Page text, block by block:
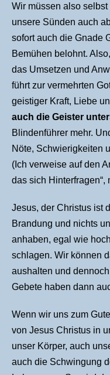
Wir müssen also
unsere Sünden auch
sofort auch die Gnade
Bemühen belohnt.
das Umsetzen und
führt zur vermehrten
geistiger Kraft, Liebe
auch die Geister
Blindenführer mehr.
Nöte, Schwierigkeiten
(Ich verweise auf den
das sich
Jesus, der Christus ist
Brandung und nichts
anhaben, egal wie
schlagen. Wir können
aushalten und
Gebete haben dann
Wenn wir uns zum
von Jesus Christus in
unser Körper, auch
auch die Schwingung